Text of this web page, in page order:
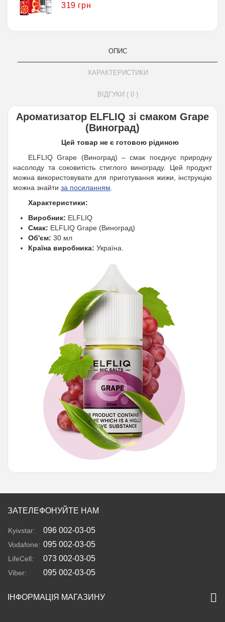
319 грн
ОПИС
ХАРАКТЕРИСТИКИ
ВІДГУКИ ( 0 )
Ароматизатор ELFLIQ зі смаком Grape
(Виноград)
Цей товар не є готовою рідиною
ELFLIQ Grape (Виноград) – смак поєднує природну
насолоду та соковитість стиглого винограду. Цей продукт
можна використовувати для приготування жижи, інструкцію
можна знайти за посиланням
Характеристики:
Виробник: ELFLIQ
Смак: ELFLIQ Grape (Виноград)
Об'єм: 30 мл
Країна виробника: Україна.
ЗАТЕЛЕФОНУЙТЕ НАМ
Kyivstar: 096 002-03-05
Vodafone: 095 002-03-05
LifeCell: 073 002-03-05
Viber: 095 002-03-05
ІНФОРМАЦІЯ МАГАЗИНУ